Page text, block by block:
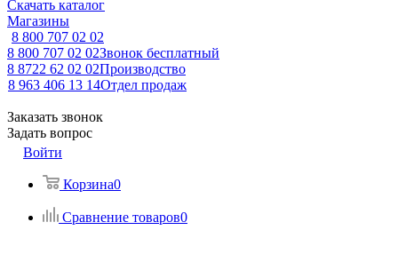
Скачать каталог
Магазины
8 800 707 02 02
8 800 707 02 02Звонок бесплатный
8 8722 62 02 02Производство
8 963 406 13 14Отдел продаж
Заказать звонок
Задать вопрос
Войти
Корзина0
Сравнение товаров0